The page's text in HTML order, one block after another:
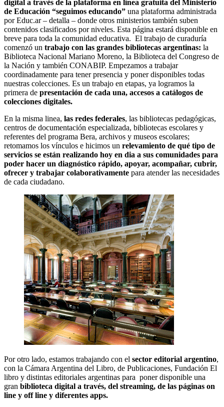
digital a través de la plataforma en línea gratuita del Ministerio
de Educación “seguimos educando” una plataforma administrada
por Educ.ar – detalla – donde otros ministerios también suben
contenidos clasificados por niveles. Esta página estará disponible en
breve para toda la comunidad educativa. El trabajo de curaduría
comenzó un trabajo con las grandes bibliotecas argentinas: la
Biblioteca Nacional Mariano Moreno, la Biblioteca del Congreso de
la Nación y también CONABIP. Empezamos a trabajar
coordinadamente para tener presencia y poner disponibles todas
nuestras colecciones. Es un trabajo en etapas, ya logramos la
primera de presentación de cada una, accesos a catálogos de
colecciones digitales.
En la misma linea, las redes federales, las bibliotecas pedagógicas,
centros de documentación especializada, bibliotecas escolares y
referentes del programa Bera, archivos y museos escolares;
retomamos los vínculos e hicimos un relevamiento de qué tipo de
servicios se están realizando hoy en dia a sus comunidades para
poder hacer un diagnóstico rápido, apoyar, acompañar, cubrir,
ofrecer y trabajar colaborativamente para atender las necesidades
de cada ciudadano.
Por otro lado, estamos trabajando con el sector editorial argentino,
con la Cámara Argentina del Libro, de Publicaciones, Fundación El
libro y distintas editoriales argentinas para poner disponible una
gran biblioteca digital a través, del streaming, de las páginas on
line y off line y diferentes apps.